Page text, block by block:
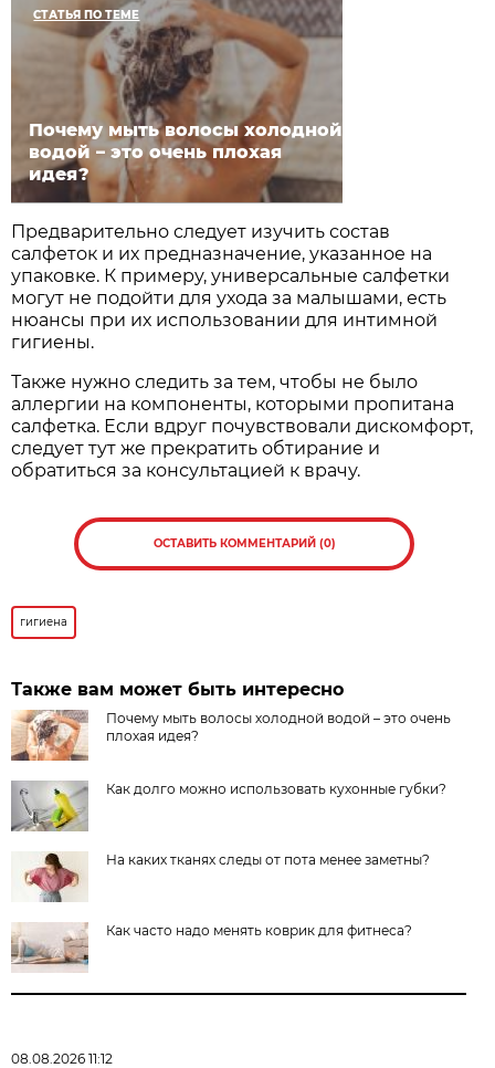
СТАТЬЯ ПО ТЕМЕ
Почему мыть волосы холодной
водой – это очень плохая
идея?
Предварительно следует изучить состав
салфеток и их предназначение, указанное на
упаковке. К примеру, универсальные салфетки
могут не подойти для ухода за малышами, есть
нюансы при их использовании для интимной
гигиены.
Также нужно следить за тем, чтобы не было
аллергии на компоненты, которыми пропитана
салфетка. Если вдруг почувствовали дискомфорт,
следует тут же прекратить обтирание и
обратиться за консультацией к врачу.
ОСТАВИТЬ КОММЕНТАРИЙ (0)
гигиена
Также вам может быть интересно
Почему мыть волосы холодной водой – это очень
плохая идея?
Как долго можно использовать кухонные губки?
На каких тканях следы от пота менее заметны?
Как часто надо менять коврик для фитнеса?
08.08.2026 11:12